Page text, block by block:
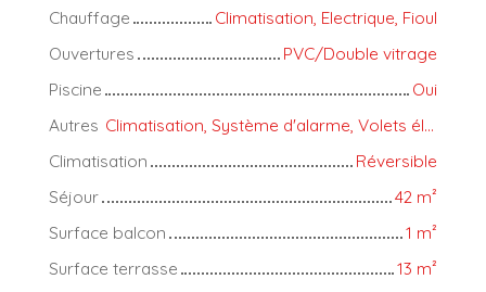
Chauffage
Climatisation, Electrique, Fioul
Ouvertures
PVC/Double vitrage
Piscine
Oui
Autres
Climatisation, Système d'alarme, Volets électriques
Climatisation
Réversible
Séjour
42 m²
Surface balcon
1 m²
Surface terrasse
13 m²